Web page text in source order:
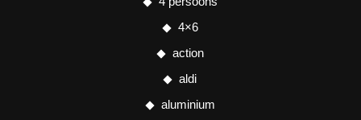
4×6
action
aldi
aluminium